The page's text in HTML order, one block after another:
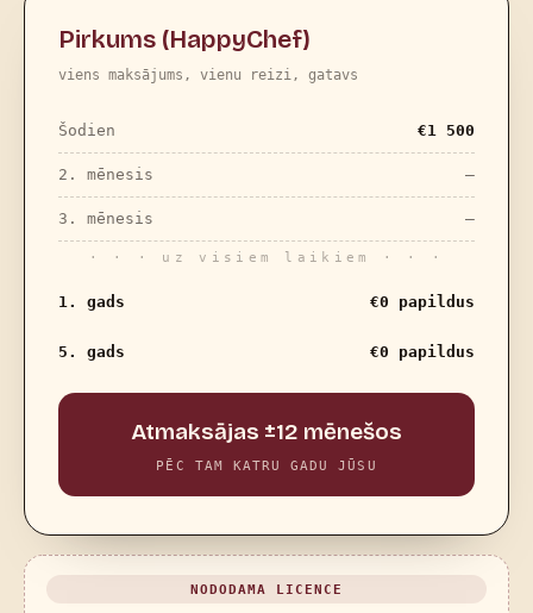
Pirkums (HappyChef)
viens maksājums, vienu reizi, gatavs
Šodien €1 500
2. mēnesis —
3. mēnesis —
· · · uz visiem laikiem · · ·
1. gads €0 papildus
5. gads €0 papildus
Atmaksājas ±12 mēnešos
PĒC TAM KATRU GADU JŪSU
NODODAMA LICENCE